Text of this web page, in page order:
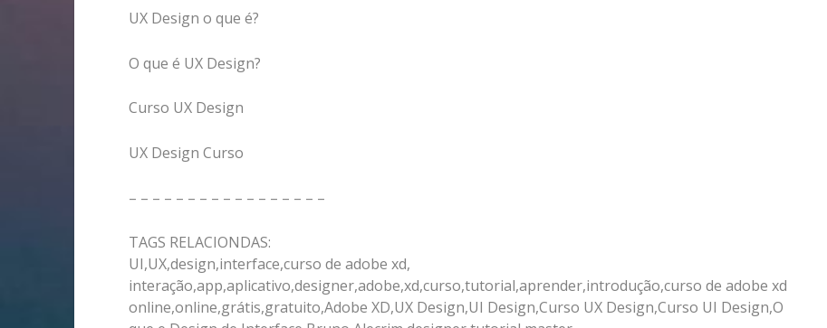
UX Design o que é?
O que é UX Design?
Curso UX Design
UX Design Curso
– – – – – – – – – – – – – – – – –
TAGS RELACIONDAS:
UI,UX,design,interface,curso de adobe xd,
interação,app,aplicativo,designer,adobe,xd,curso,tutorial,aprender,introdução,curso de adobe xd
online,online,grátis,gratuito,Adobe XD,UX Design,UI Design,Curso UX Design,Curso UI Design,O